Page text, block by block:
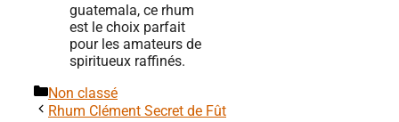
Catégories
Non classé
Rhum Clément Secret de Fût